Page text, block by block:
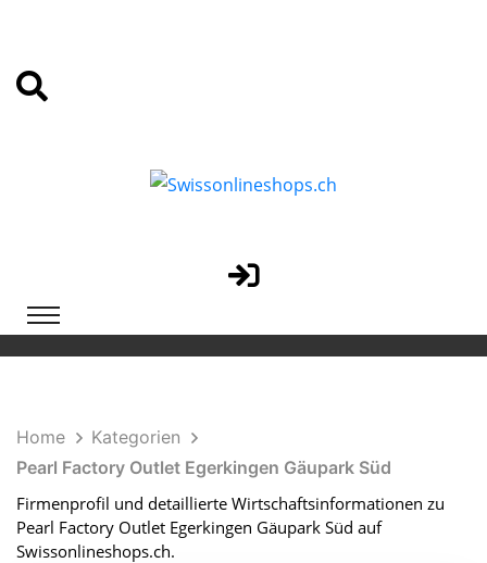
Home
Kategorien
Pearl Factory Outlet Egerkingen Gäupark Süd
Firmenprofil und detaillierte Wirtschaftsinformationen zu
Pearl Factory Outlet Egerkingen Gäupark Süd auf
Swissonlineshops.ch.